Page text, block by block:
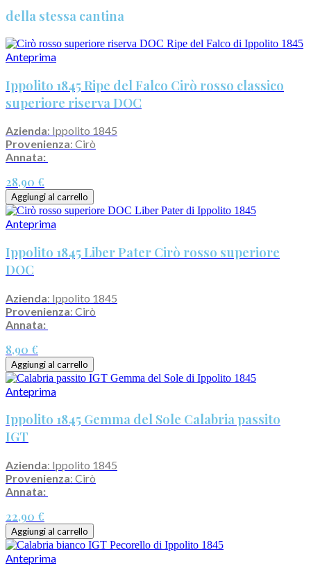
della stessa cantina
Anteprima
Ippolito 1845 Ripe del Falco Cirò rosso classico
superiore riserva DOC
Azienda: Ippolito 1845
Provenienza: Cirò
Annata:
28,90 €
Aggiungi al carrello
Anteprima
Ippolito 1845 Liber Pater Cirò rosso superiore
DOC
Azienda: Ippolito 1845
Provenienza: Cirò
Annata:
8,90 €
Aggiungi al carrello
Anteprima
Ippolito 1845 Gemma del Sole Calabria passito
IGT
Azienda: Ippolito 1845
Provenienza: Cirò
Annata:
22,90 €
Aggiungi al carrello
Anteprima